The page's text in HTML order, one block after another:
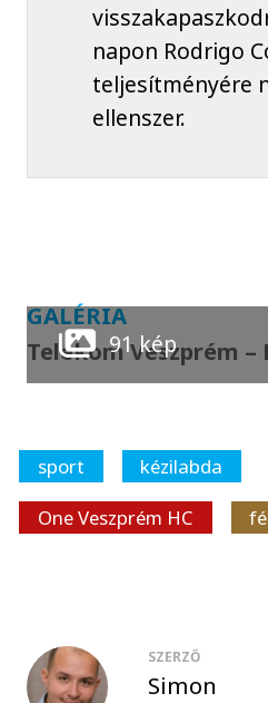
napon Rodrigo
teljesítményére
ellenszer.
GALÉRIA
Telekom Veszprém –
91 kép
sport
kézilabda
One Veszprém HC
SZERZŐ
Simon